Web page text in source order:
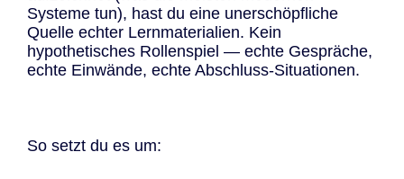
Systeme tun), hast du eine unerschöpfliche
Quelle echter Lernmaterialien. Kein
hypothetisches Rollenspiel — echte Gespräche,
echte Einwände, echte Abschluss-Situationen.
So setzt du es um: